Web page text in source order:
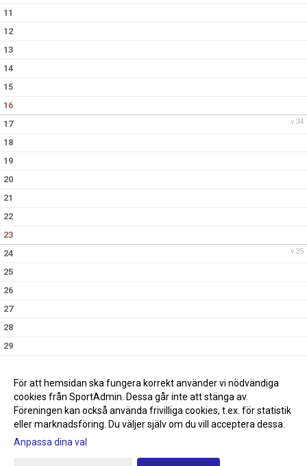
11
12
13
14
15
16
v.34
17
18
19
20
21
22
23
v.35
24
25
26
27
28
29
Gå till Webbversion
För att hemsidan ska fungera korrekt använder vi nödvändiga
cookies från SportAdmin. Dessa går inte att stänga av.
Föreningen kan också använda frivilliga cookies, t.ex. för statistik
eller marknadsföring. Du väljer själv om du vill acceptera dessa.
Anpassa dina val